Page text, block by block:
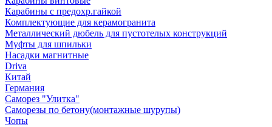
Карабины с предохр.гайкой
Комплектующие для керамогранита
Металлический дюбель для пустотелых конструкций
Муфты для шпильки
Насадки магнитные
Driva
Китай
Германия
Саморез "Улитка"
Саморезы по бетону(монтажные шурупы)
Чопы